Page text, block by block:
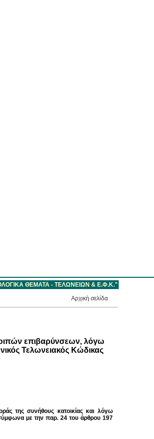
ΘΕΜΑΤΑ - ΤΕΛΩΝΕΙΩΝ & Ε.Φ.Κ."
Aρχική σελίδα
επιβαρύνσεων, λόγω
Τελωνειακός Κώδικας
της συνήθους κατοικίας και λόγω
σύμφωνα με την παρ. 24 του άρθρου 197